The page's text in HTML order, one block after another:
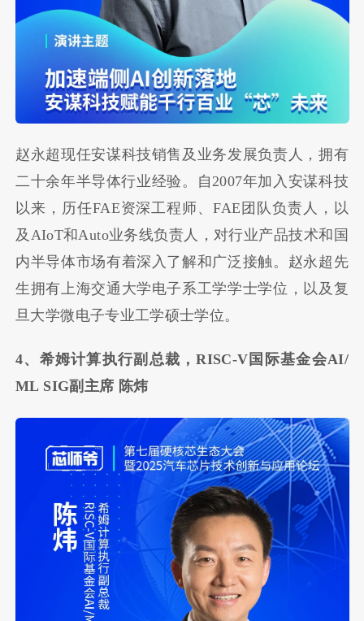
赵永超现任安谋科技销售及业务发展负责人，拥有
二十余年半导体行业经验。自2007年加入安谋科技
以来，历任FAE资深工程师、FAE团队负责人，以
及AIoT和Auto业务线负责人，对行业产品技术和国
内半导体市场有着深入了解和广泛接触。赵永超先
生拥有上海交通大学电子系工学学士学位，以及复
旦大学微电子专业工学硕士学位。
4、希姆计算执行副总裁，RISC-V国际基金会AI/
ML SIG副主席 陈炜